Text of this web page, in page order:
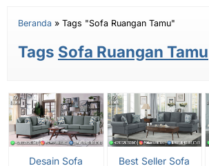
Beranda » Tags "Sofa Ruangan Tamu"
Tags Sofa Ruangan Tamu
Desain Sofa
Best Seller Sofa